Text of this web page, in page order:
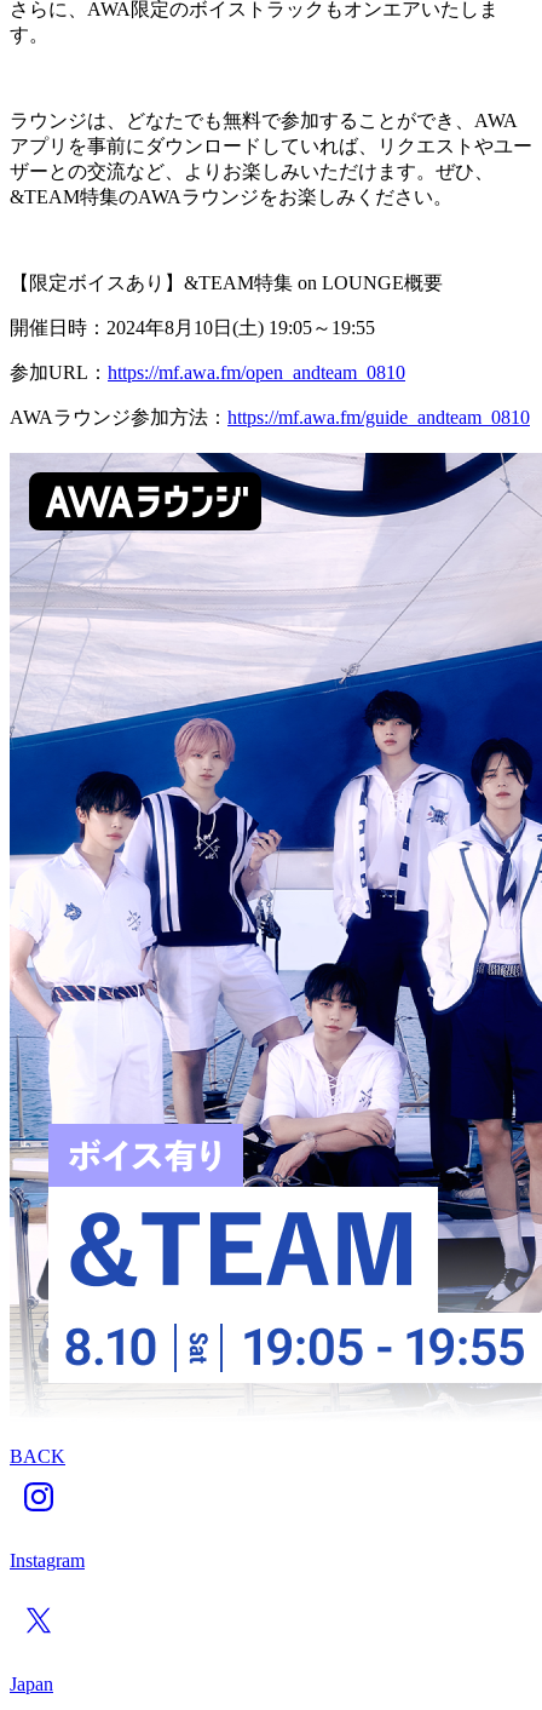
さらに、AWA限定のボイストラックもオンエアいたしま
す。
ラウンジは、どなたでも無料で参加することができ、AWA
アプリを事前にダウンロードしていれば、リクエストやユー
ザーとの交流など、よりお楽しみいただけます。ぜひ、
&TEAM特集のAWAラウンジをお楽しみください。
【限定ボイスあり】&TEAM特集 on LOUNGE概要
開催日時：2024年8月10日(土) 19:05～19:55
参加URL： https://mf.awa.fm/open_andteam_0810
AWAラウンジ参加方法： https://mf.awa.fm/guide_andteam_0810
BACK
Instagram
Japan